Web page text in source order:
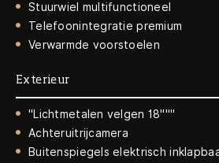
Stuurwiel multifunctioneel
Telefoonintegratie premium
Verwarmde voorstoelen
Exterieur
"Lichtmetalen velgen 18"""
Achteruitrijcamera
Buitenspiegels elektrisch